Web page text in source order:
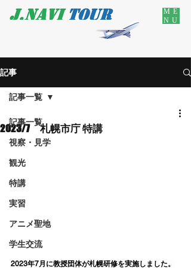
ME
NU
記事
記事一覧
視察・見学
観光
特講
実習
アニメ聖地
学生交流
記事一覧
2023/7 札幌市庁 特講
2023年7月に教授団体が札幌研修を実施しました。